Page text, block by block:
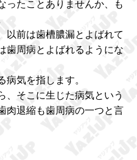
ったことありませんか、も
以前は歯槽膿漏とよばれて
歯周病とよばれるようにな
病気を指します。
、そこに生じた病気という
肉退縮も歯周病の一つと言